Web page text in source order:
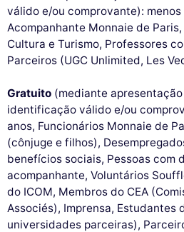
válido e/ou comprovante): menos
Acompanhante Monnaie de
Cultura e Turismo, Professores
Parceiros (UGC Unlimited, Les
Gratuito (mediante
identificação válido e/ou
anos, Funcionários Monnaie de
(cônjuge e filhos),
benefícios sociais, Pessoas com
acompanhante, Voluntários
do ICOM, Membros do CEA
Associés), Imprensa, Estudantes
universidades parceiras),